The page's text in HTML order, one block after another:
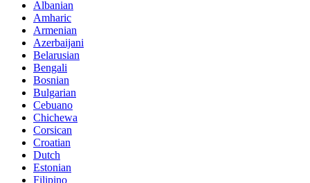
Albanian
Amharic
Armenian
Azerbaijani
Belarusian
Bengali
Bosnian
Bulgarian
Cebuano
Chichewa
Corsican
Croatian
Dutch
Estonian
Filipino